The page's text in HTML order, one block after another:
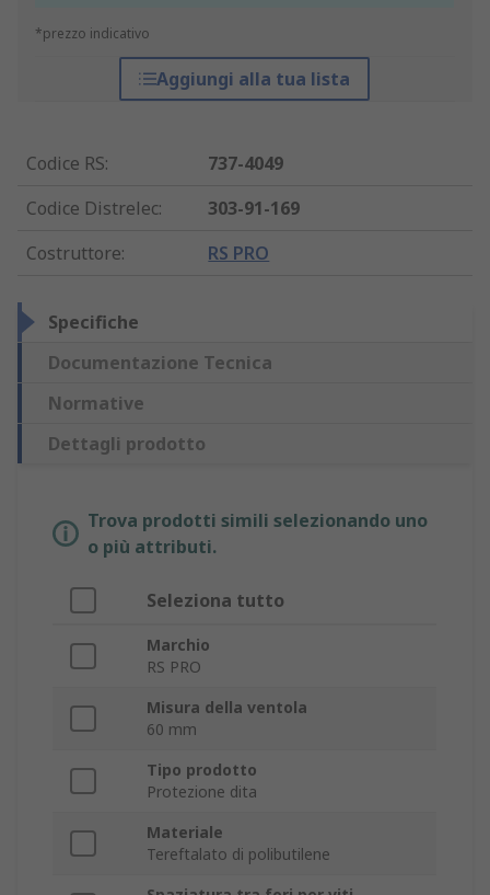
*prezzo indicativo
Aggiungi alla tua lista
Codice RS:
737-4049
Codice Distrelec:
303-91-169
Costruttore: RS PRO
Specifiche
Documentazione Tecnica
Normative
Dettagli prodotto
Trova prodotti simili selezionando uno
o più attributi.
Seleziona tutto
Marchio
RS PRO
Misura della ventola
60 mm
Tipo prodotto
Protezione dita
Materiale
Tereftalato di polibutilene